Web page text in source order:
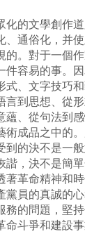
的文學創作道
、通俗化，并
的。對于一個
件容易的事。
式、文字技巧
言到思想、從
蘊、從句法到
術成品之中的
到的決不是一
諧，決不是簡
著革命精神和
黨員的真誠的心
務的問題，堅
命斗爭和建設